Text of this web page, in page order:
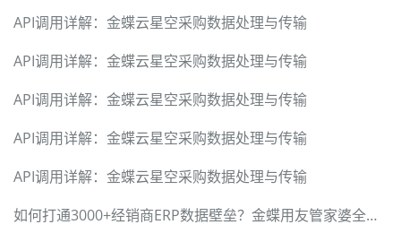
API调用详解：金蝶云星空采购数据处理与传输
API调用详解：金蝶云星空采购数据处理与传输
API调用详解：金蝶云星空采购数据处理与传输
API调用详解：金蝶云星空采购数据处理与传输
API调用详解：金蝶云星空采购数据处理与传输
如何打通3000+经销商ERP数据壁垒？金蝶用友管家婆全兼容方案